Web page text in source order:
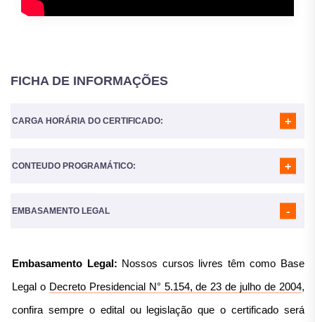
FICHA DE INFORMAÇÕES
CARGA HORÁRIA DO CERTIFICADO:
CONTEUDO PROGRAMÁTICO:
MÓDULO 02- QUAL A FUNÇÃO SOCIAL DA EDUCAÇÃO E DA
GESTÃO DA EDUCAÇÃO E DA ESCOLA
FEDERAL
MÓDULO 06- OS PRINCÍPIOS DA GESTÃO DEMOCRÁTICA
EMBASAMENTO LEGAL
Embasamento Legal: Nossos cursos livres têm como Base
Legal o Decreto Presidencial N° 5.154, de 23 de julho de 2004,
confira sempre o edital ou legislação que o certificado será